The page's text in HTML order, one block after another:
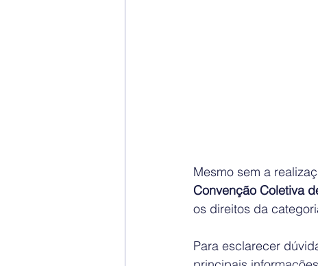
Mesmo sem a
Convenção Coletiva
os direitos da
Para esclarecer